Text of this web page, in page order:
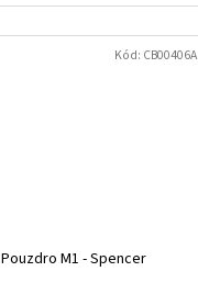
Pouzdro M1 - Spencer
Kód: CB00406A